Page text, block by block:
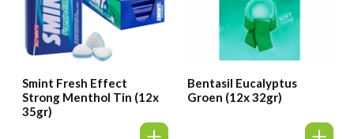
Smint Fresh Effect
Strong Menthol Tin (12x
35gr)
Bentasil Eucalyptus
Groen (12x 32gr)